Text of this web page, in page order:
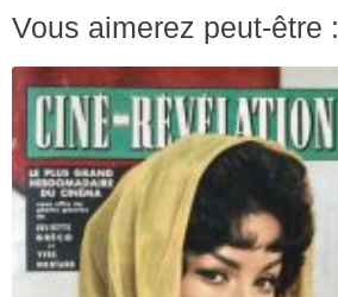
Vous aimerez peut-être :